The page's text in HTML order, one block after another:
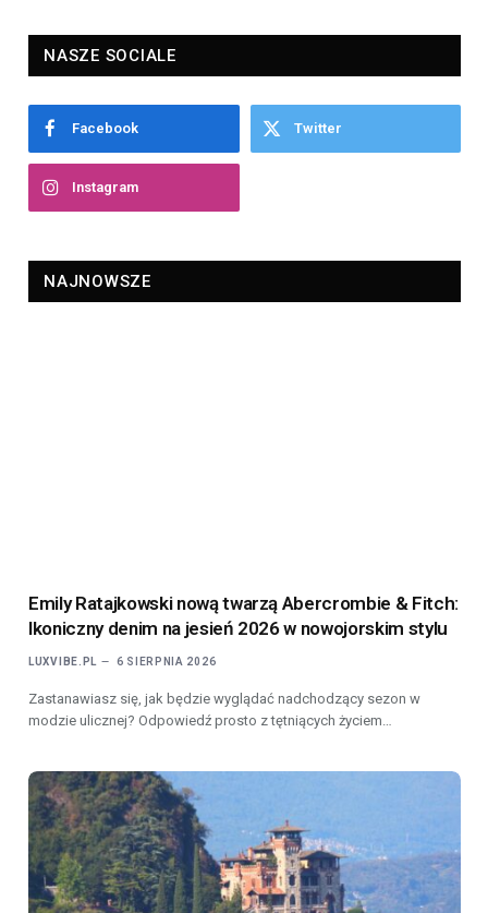
NASZE SOCIALE
Facebook Twitter
Instagram
NAJNOWSZE
Emily Ratajkowski nową twarzą Abercrombie & Fitch:
Ikoniczny denim na jesień 2026 w nowojorskim stylu
LUXVIBE.PL 6 SIERPNIA 2026
Zastanawiasz się, jak będzie wyglądać nadchodzący sezon w
modzie ulicznej? Odpowiedź prosto z tętniących życiem…